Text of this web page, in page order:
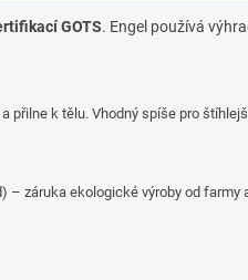
GOTS. Engel používá
přilne k tělu. Vhodný spíše pro
– záruka ekologické výroby od farmy